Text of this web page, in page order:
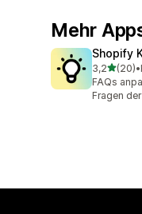
Mehr
Shopify
3,2von 5
(20)
20 •
FAQs
Fragen